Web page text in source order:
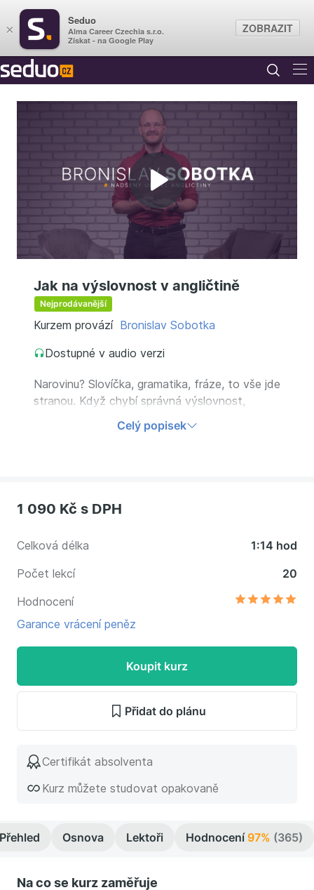
Přehrát
video
Jak na výslovnost v angličtině
Nejprodávanější
Kurzem provází Bronislav Sobotka
Dostupné v audio verzi
Narovinu? Slovíčka, gramatika, fráze, to vše jde
stranou. Když chybí správná výslovnost,
nedomluvíte se. Skvělá zpráva je, že se to
překvapivě snadno naučíte.
Celý popisek
1 090 Kč s DPH
Celková délka
1:14 hod
Počet lekcí
20
Hodnocení
Garance vrácení peněz
Koupit kurz
Přidat do plánu
Certifikát absolventa
Kurz můžete studovat opakovaně
Přehled Osnova Lektoři Hodnocení 97% (365)
Na co se kurz zaměřuje
×
Seduo
Alma Career Czechia s.r.o.
Získat - na Google Play
ZOBRAZIT